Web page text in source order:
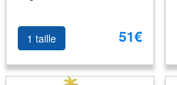
1 taille 51€